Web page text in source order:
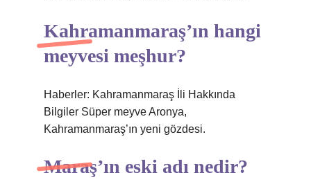
Kahramanmaraş’ın hangi
meyvesi meşhur?
Haberler: Kahramanmaraş İli Hakkında
Bilgiler Süper meyve Aronya,
Kahramanmaraş’ın yeni gözdesi.
Maraş’ın eski adı nedir?